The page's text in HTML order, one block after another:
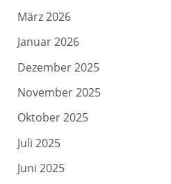
März 2026
Januar 2026
Dezember 2025
November 2025
Oktober 2025
Juli 2025
Juni 2025